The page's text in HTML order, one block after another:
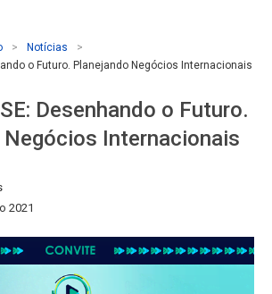
> Notícias
>
o Futuro. Planejando Negócios Internacionais
Desenhando o Futuro.
Internacionais
2021